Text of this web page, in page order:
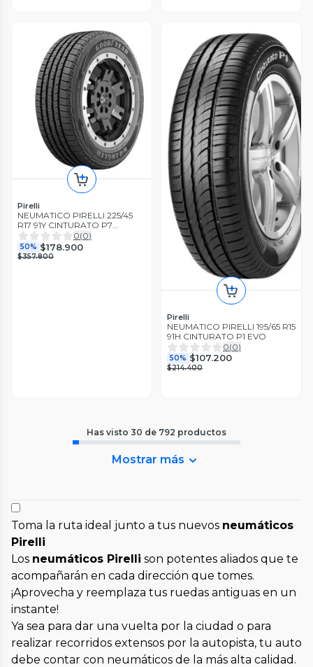
Pirelli
NEUMATICO PIRELLI 225/45
R17 91Y CINTURATO P7
RUNFLAT *
0(0)
50% $178.900
$357.800
Pirelli
NEUMATICO PIRELLI 195/65 R15
91H CINTURATO P1 EVO
0(0)
50% $107.200
$214.400
Has visto 30 de 792 productos
Mostrar más
Toma la ruta ideal junto a tus nuevos neumáticos
Pirelli
Los neumáticos Pirelli son potentes aliados que te
acompañarán en cada dirección que tomes.
¡Aprovecha y reemplaza tus ruedas antiguas en un
instante!
Ya sea para dar una vuelta por la ciudad o para
realizar recorridos extensos por la autopista, tu auto
debe contar con neumáticos de la más alta calidad.